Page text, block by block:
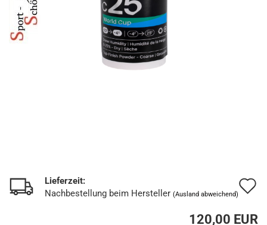
Lieferzeit:
Nachbestellung beim Hersteller (Ausland abweichend)
120,00 EUR